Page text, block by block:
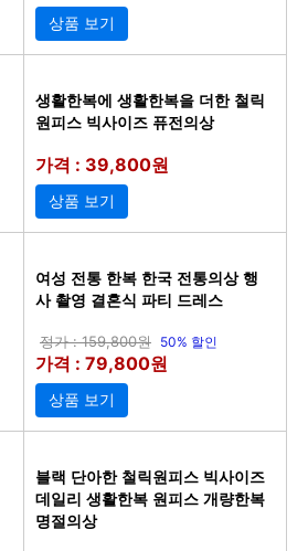
상품 보기
생활한복에 생활한복을 더한 철릭
원피스 빅사이즈 퓨전의상
가격 : 39,800원
상품 보기
여성 전통 한복 한국 전통의상 행
사 촬영 결혼식 파티 드레스
정가 : 159,800원 50% 할인
가격 : 79,800원
상품 보기
블랙 단아한 철릭원피스 빅사이즈
데일리 생활한복 원피스 개량한복
명절의상